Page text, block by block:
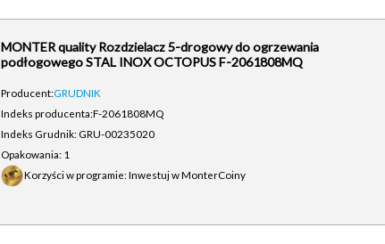
MONTER quality Rozdzielacz 5-drogowy do ogrzewania
podłogowego STAL INOX OCTOPUS F-2061808MQ
Producent:GRUDNIK
Indeks producenta:F-2061808MQ
Indeks Grudnik: GRU-00235020
Opakowania: 1
Korzyści w programie: Inwestuj w MonterCoiny